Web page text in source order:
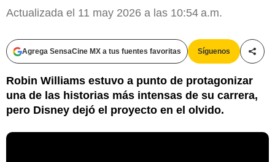
Actualizada el 11 may 2026 a las 10:54 a.m.
Agrega SensaCine MX a tus fuentes favoritas Síguenos
Robin Williams estuvo a punto de protagonizar
una de las historias más intensas de su carrera,
pero Disney dejó el proyecto en el olvido.